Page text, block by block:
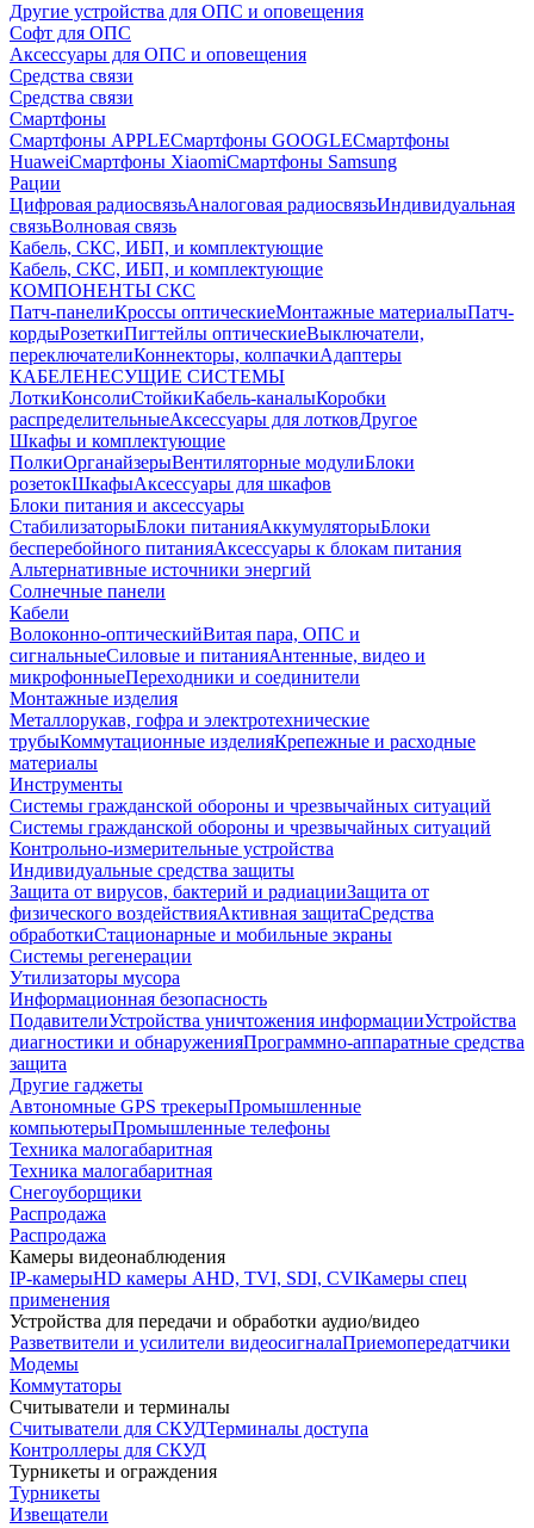
Другие устройства для ОПС и оповещения
Софт для ОПС
Аксессуары для ОПС и оповещения
Средства связи
Средства связи
Смартфоны
Смартфоны APPLEСмартфоны GOOGLEСмартфоны
HuaweiСмартфоны XiaomiСмартфоны Samsung
Рации
Цифровая радиосвязьАналоговая радиосвязьИндивидуальная
связьВолновая связь
Кабель, СКС, ИБП, и комплектующие
Кабель, СКС, ИБП, и комплектующие
КОМПОНЕНТЫ СКС
Патч-панелиКроссы оптическиеМонтажные материалыПатч-
кордыРозеткиПигтейлы оптическиеВыключатели,
переключателиКоннекторы, колпачкиАдаптеры
КАБЕЛЕНЕСУЩИЕ СИСТЕМЫ
ЛоткиКонсолиСтойкиКабель-каналыКоробки
распределительныеАксессуары для лотковДругое
Шкафы и комплектующие
ПолкиОрганайзерыВентиляторные модулиБлоки
розетокШкафыАксессуары для шкафов
Блоки питания и аксессуары
СтабилизаторыБлоки питанияАккумуляторыБлоки
бесперебойного питанияАксессуары к блокам питания
Альтернативные источники энергий
Солнечные панели
Кабели
Волоконно-оптическийВитая пара, ОПС и
сигнальныеСиловые и питанияАнтенные, видео и
микрофонныеПереходники и соединители
Монтажные изделия
Металлорукав, гофра и электротехнические
трубыКоммутационные изделияКрепежные и расходные
материалы
Инструменты
Системы гражданской обороны и чрезвычайных ситуаций
Системы гражданской обороны и чрезвычайных ситуаций
Контрольно-измерительные устройства
Индивидуальные средства защиты
Защита от вирусов, бактерий и радиацииЗащита от
физического воздействияАктивная защитаСредства
обработкиСтационарные и мобильные экраны
Системы регенерации
Утилизаторы мусора
Информационная безопасность
ПодавителиУстройства уничтожения информацииУстройства
диагностики и обнаруженияПрограммно-аппаратные средства
защита
Другие гаджеты
Автономные GPS трекерыПромышленные
компьютерыПромышленные телефоны
Техника малогабаритная
Техника малогабаритная
Снегоуборщики
Распродажа
Распродажа
Камеры видеонаблюдения
IP-камерыHD камеры AHD, TVI, SDI, CVIКамеры спец
применения
Устройства для передачи и обработки аудио/видео
Разветвители и усилители видеосигналаПриемопередатчики
Модемы
Коммутаторы
Считыватели и терминалы
Считыватели для СКУДТерминалы доступа
Контроллеры для СКУД
Турникеты и ограждения
Турникеты
Извещатели